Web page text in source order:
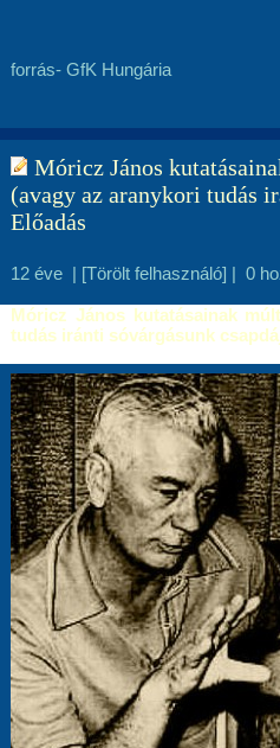
forrás- GfK Hungária
Móricz János
(avagy az aranykori tudás
Előadás
12 éve | [Törölt felhasználó] | 0
Móricz János kutatásainak
tudás iránti sóvárgásunk